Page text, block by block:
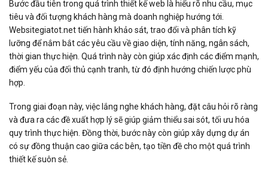
Bước đầu tiên trong quá trình thiết kế web là hiểu rõ nhu cầu, mục
tiêu và đối tượng khách hàng mà doanh nghiệp hướng tới.
Websitegiatot.net tiến hành khảo sát, trao đổi và phân tích kỹ
lưỡng để nắm bắt các yêu cầu về giao diện, tính năng, ngân sách,
thời gian thực hiện. Quá trình này còn giúp xác định các điểm mạnh,
điểm yếu của đối thủ cạnh tranh, từ đó định hướng chiến lược phù
hợp.
Trong giai đoạn này, việc lắng nghe khách hàng, đặt câu hỏi rõ ràng
và đưa ra các đề xuất hợp lý sẽ giúp giảm thiểu sai sót, tối ưu hóa
quy trình thực hiện. Đồng thời, bước này còn giúp xây dựng dự án
có sự đồng thuận cao giữa các bên, tạo tiền đề cho một quá trình
thiết kế suôn sẻ.